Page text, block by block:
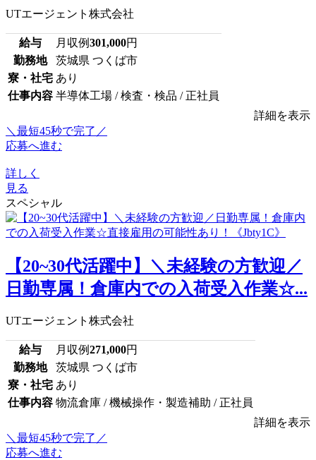
UTエージェント株式会社
給与 月収例301,000円
勤務地
茨城県 つくば市
寮・社宅 あり
仕事内容 半導体工場 / 検査・検品 / 正社員
詳細を表示
＼最短45秒で完了／
応募へ進む
詳しく
見る
スペシャル
【20~30代活躍中】＼未経験の方歓迎／
日勤専属！倉庫内での入荷受入作業☆...
UTエージェント株式会社
給与 月収例271,000円
勤務地
茨城県 つくば市
寮・社宅 あり
仕事内容 物流倉庫 / 機械操作・製造補助 / 正社員
詳細を表示
＼最短45秒で完了／
応募へ進む